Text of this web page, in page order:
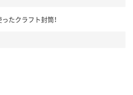
たクラフト封筒！